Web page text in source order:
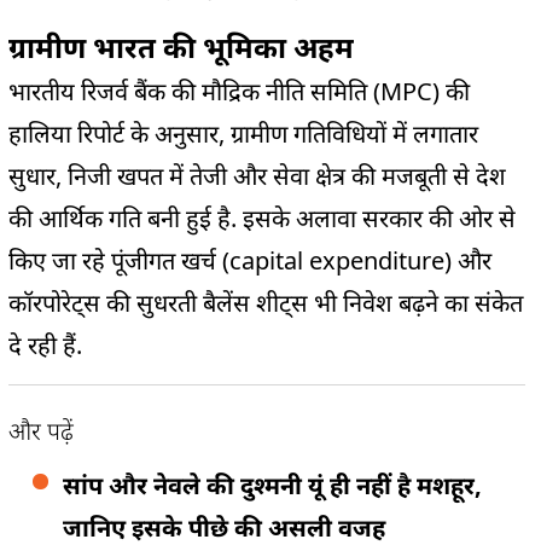
ग्रामीण भारत की भूमिका अहम
भारतीय रिजर्व बैंक की मौद्रिक नीति समिति (MPC) की
हालिया रिपोर्ट के अनुसार, ग्रामीण गतिविधियों में लगातार
सुधार, निजी खपत में तेजी और सेवा क्षेत्र की मजबूती से देश
की आर्थिक गति बनी हुई है. इसके अलावा सरकार की ओर से
किए जा रहे पूंजीगत खर्च (capital expenditure) और
कॉरपोरेट्स की सुधरती बैलेंस शीट्स भी निवेश बढ़ने का संकेत
दे रही हैं.
और पढ़ें
सांप और नेवले की दुश्मनी यूं ही नहीं है मशहूर,
जानिए इसके पीछे की असली वजह